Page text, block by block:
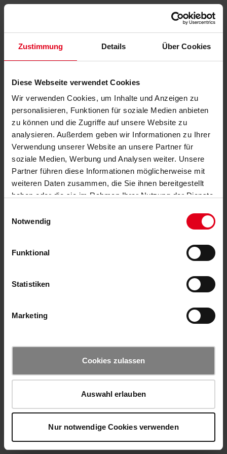
Zustimmung Details Über Cookies
Diese Webseite verwendet Cookies
Wir verwenden Cookies, um Inhalte und Anzeigen zu
personalisieren, Funktionen für soziale Medien anbieten
zu können und die Zugriffe auf unsere Website zu
analysieren. Außerdem geben wir Informationen zu Ihrer
Verwendung unserer Website an unsere Partner für
soziale Medien, Werbung und Analysen weiter. Unsere
Partner führen diese Informationen möglicherweise mit
weiteren Daten zusammen, die Sie ihnen bereitgestellt
haben oder die sie im Rahmen Ihrer Nutzung der Dienste
Notwendig
Funktional
Statistiken
Marketing
Cookies zulassen
Auswahl erlauben
Nur notwendige Cookies verwenden